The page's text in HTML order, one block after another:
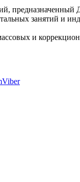
предназначенный
занятий и
и
Viber